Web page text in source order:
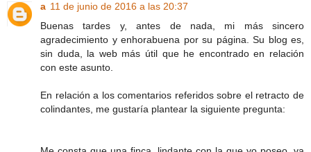
a 11 de junio de 2016 a las 20:37
Buenas tardes y, antes de nada, mi más sincero
agradecimiento y enhorabuena por su página. Su blog es,
sin duda, la web más útil que he encontrado en relación
con este asunto.
En relación a los comentarios referidos sobre el retracto de
colindantes, me gustaría plantear la siguiente pregunta: